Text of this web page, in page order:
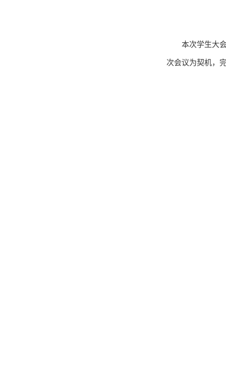
本次学生大
次会议为契机，